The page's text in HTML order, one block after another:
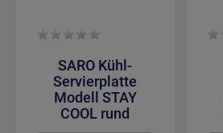
SARO Kühl-
Servierplatte
Modell STAY
COOL rund